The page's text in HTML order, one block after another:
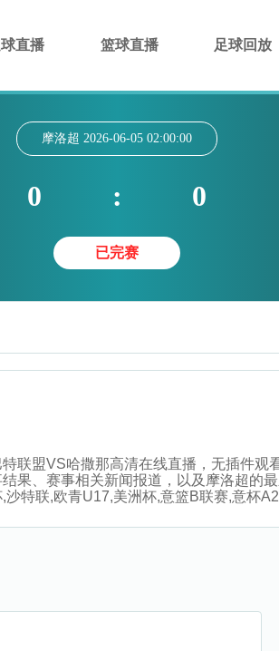
直播 篮球直播 足球回放
摩洛超 2026-06-05 02:00:00
0 : 0
已完赛
联盟VS哈撒那高清在线直播，无插件
果、赛事相关新闻报道，以及摩洛超的
特联,欧青U17,美洲杯,意篮B联赛,意杯